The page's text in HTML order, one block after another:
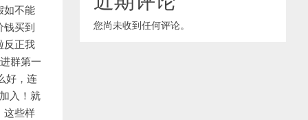
如不能
钱买到
反正我
群第一
好，连
入！就
这些样
您尚未收到任何评论。